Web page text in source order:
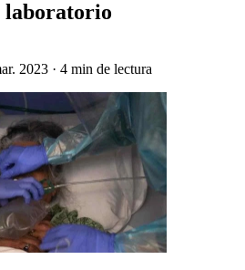
laboratorio
2023 · 4 min de lectura